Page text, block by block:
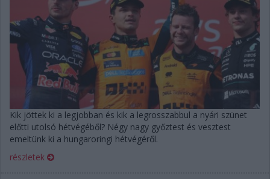
Kik jöttek ki a legjobban és kik a legrosszabbul a nyári szünet
előtti utolsó hétvégéből? Négy nagy győztest és vesztest
emeltünk ki a hungaroringi hétvégéről.
részletek